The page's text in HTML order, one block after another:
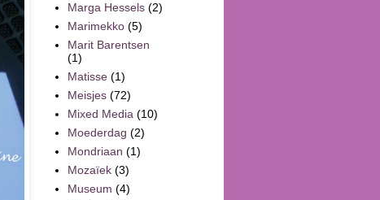
Marga Hessels (2)
Marimekko (5)
Marit Barentsen
(1)
Matisse (1)
Meisjes (72)
Mixed Media (10)
Moederdag (2)
Mondriaan (1)
Mozaïek (3)
Museum (4)